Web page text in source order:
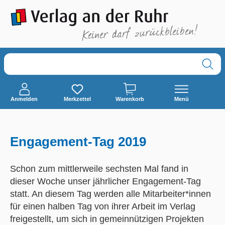
springen
Anmelden Merkzettel Warenkorb Menü
Engagement-Tag 2019
Schon zum mittlerweile sechsten Mal fand in
dieser Woche unser jährlicher Engagement-Tag
statt. An diesem Tag werden alle Mitarbeiter*innen
für einen halben Tag von ihrer Arbeit im Verlag
freigestellt, um sich in gemeinnützigen Projekten